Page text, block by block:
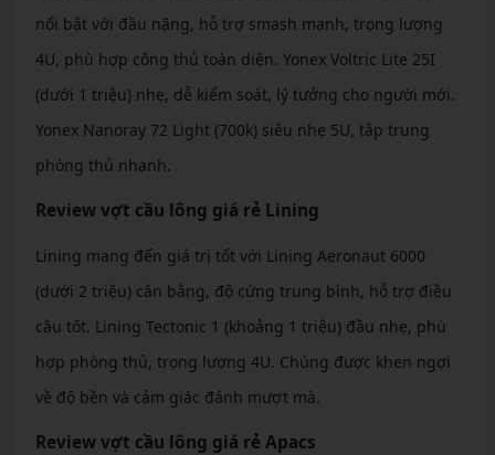
nổi bật với đầu nặng, hỗ trợ smash mạnh, trọng lượng
4U, phù hợp công thủ toàn diện. Yonex Voltric Lite 25I
(dưới 1 triệu) nhẹ, dễ kiểm soát, lý tưởng cho người mới.
Yonex Nanoray 72 Light (700k) siêu nhẹ 5U, tập trung
phòng thủ nhanh.
Review vợt cầu lông giá rẻ Lining
Lining mang đến giá trị tốt với Lining Aeronaut 6000
(dưới 2 triệu) cân bằng, độ cứng trung bình, hỗ trợ điều
cầu tốt. Lining Tectonic 1 (khoảng 1 triệu) đầu nhẹ, phù
hợp phòng thủ, trọng lượng 4U. Chúng được khen ngợi
về độ bền và cảm giác đánh mượt mà.
Review vợt cầu lông giá rẻ Apacs